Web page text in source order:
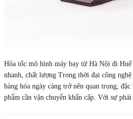
Hỏa tốc mô hình máy bay từ Hà Nội đi
nhanh, chất lượng Trong thời đại công nghệ
hàng hóa ngày càng trở nên quan trọng,
phẩm cần vận chuyển khẩn cấp. Với sự